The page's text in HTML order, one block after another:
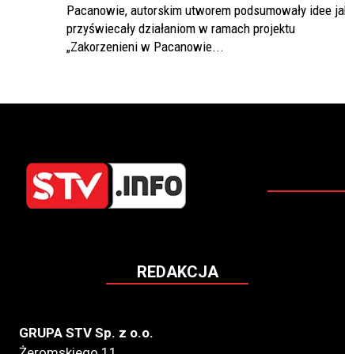
Pacanowie, autorskim utworem podsumowały idee
przyświecały działaniom w ramach projektu
„Zakorzenieni w Pacanowie...
REDAKCJA
GRUPA STV Sp. z o.o.